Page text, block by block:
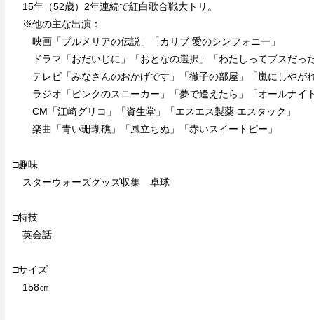
15年（52歳）2年連続で紅白歌合戦大トリ。
※他の主な出演：
映画「プルメリアの伝説」「カリブ 愛のシンフォニー」
ドラマ「おだいじに」「おとなの選択」「わたしってブスだっ
テレビ「みなさんのおかげです」「徹子の部屋」「嵐にしやが
ラジオ「ピンクのスニーカー」「夢で逢えたら」「オールナイ
CM「江崎グリコ」「資生堂」「エスエス製薬 エスタック」
楽曲「青い珊瑚礁」「風立ちぬ」「赤いスイートピー」
□趣味
スターウォーズグッズ収集 卓球
□特技
英会話
□サイズ
158㎝